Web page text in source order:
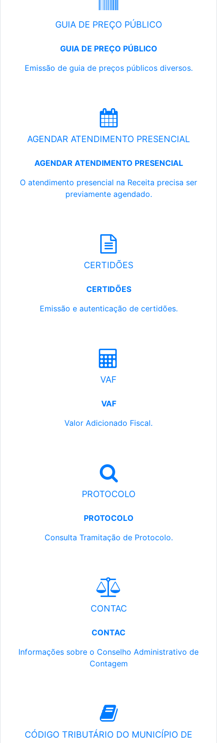
GUIA DE PREÇO PÚBLICO
GUIA DE PREÇO PÚBLICO
Emissão de guia de preços públicos diversos.
AGENDAR ATENDIMENTO PRESENCIAL
AGENDAR ATENDIMENTO PRESENCIAL
O atendimento presencial na Receita precisa ser
previamente agendado.
CERTIDÕES
CERTIDÕES
Emissão e autenticação de certidões.
VAF
VAF
Valor Adicionado Fiscal.
PROTOCOLO
PROTOCOLO
Consulta Tramitação de Protocolo.
CONTAC
CONTAC
Informações sobre o Conselho Administrativo de
Contagem
CÓDIGO TRIBUTÁRIO DO MUNICÍPIO DE